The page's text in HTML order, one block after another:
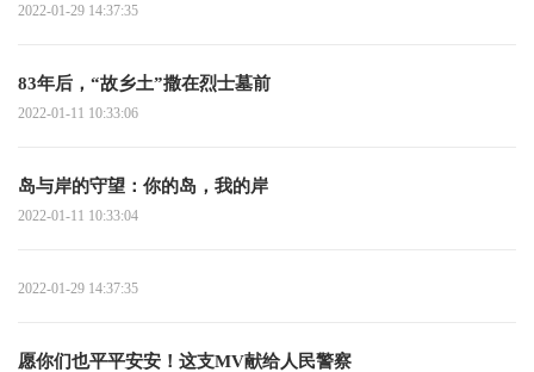
2022-01-29 14:37:35
83年后，“故乡土”撒在烈士墓前
2022-01-11 10:33:06
岛与岸的守望：你的岛，我的岸
2022-01-11 10:33:04
2022-01-29 14:37:35
愿你们也平平安安！这支MV献给人民警察